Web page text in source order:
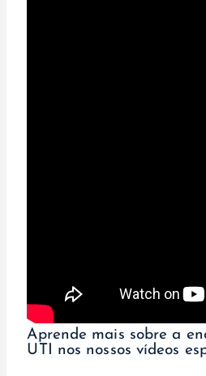
Aprende mais sobre a
UTI nos nossos vídeos